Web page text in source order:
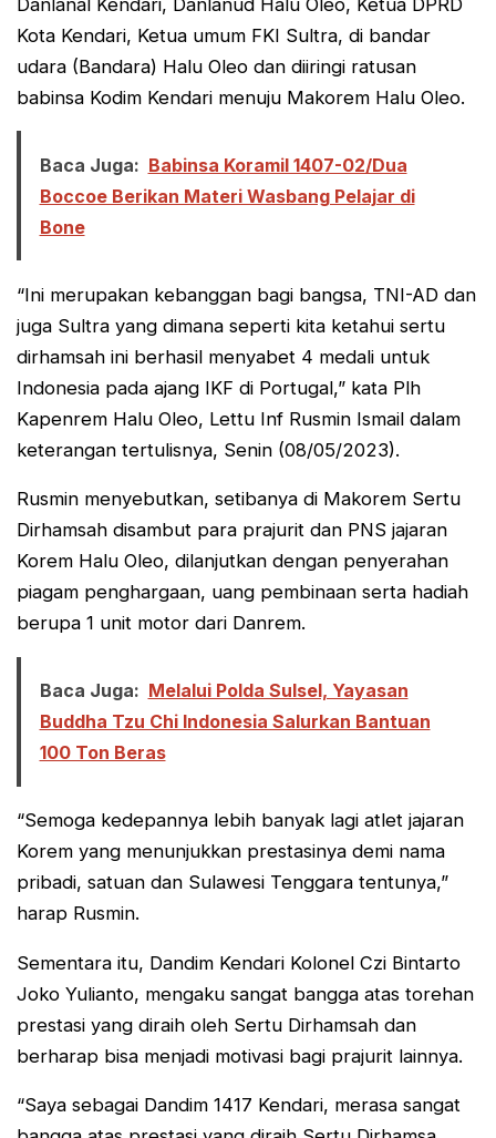
Kota Kendari, Ketua umum FKI Sultra, di bandar
udara (Bandara) Halu Oleo dan diiringi ratusan
babinsa Kodim Kendari menuju Makorem Halu Oleo.
Baca Juga: Babinsa Koramil 1407-02/Dua
Boccoe Berikan Materi Wasbang Pelajar di
Bone
“Ini merupakan kebanggan bagi bangsa, TNI-AD dan
juga Sultra yang dimana seperti kita ketahui sertu
dirhamsah ini berhasil menyabet 4 medali untuk
Indonesia pada ajang IKF di Portugal,” kata Plh
Kapenrem Halu Oleo, Lettu Inf Rusmin Ismail dalam
keterangan tertulisnya, Senin (08/05/2023).
Rusmin menyebutkan, setibanya di Makorem Sertu
Dirhamsah disambut para prajurit dan PNS jajaran
Korem Halu Oleo, dilanjutkan dengan penyerahan
piagam penghargaan, uang pembinaan serta hadiah
berupa 1 unit motor dari Danrem.
Baca Juga: Melalui Polda Sulsel, Yayasan
Buddha Tzu Chi Indonesia Salurkan Bantuan
100 Ton Beras
“Semoga kedepannya lebih banyak lagi atlet jajaran
Korem yang menunjukkan prestasinya demi nama
pribadi, satuan dan Sulawesi Tenggara tentunya,”
harap Rusmin.
Sementara itu, Dandim Kendari Kolonel Czi Bintarto
Joko Yulianto, mengaku sangat bangga atas torehan
prestasi yang diraih oleh Sertu Dirhamsah dan
berharap bisa menjadi motivasi bagi prajurit lainnya.
“Saya sebagai Dandim 1417 Kendari, merasa sangat